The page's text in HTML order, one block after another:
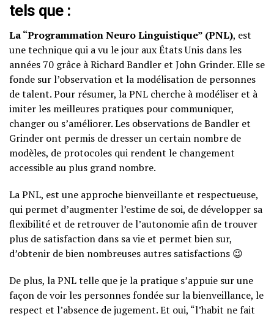
tels que :
La “Programmation Neuro Linguistique” (PNL), est
une technique qui a vu le jour aux États Unis dans les
années 70 grâce à Richard Bandler et John Grinder. Elle se
fonde sur l’observation et la modélisation de personnes
de talent. Pour résumer, la PNL cherche à modéliser et à
imiter les meilleures pratiques pour communiquer,
changer ou s’améliorer. Les observations de Bandler et
Grinder ont permis de dresser un certain nombre de
modèles, de protocoles qui rendent le changement
accessible au plus grand nombre.
La PNL, est une approche bienveillante et respectueuse,
qui permet d’augmenter l’estime de soi, de développer sa
flexibilité et de retrouver de l’autonomie afin de trouver
plus de satisfaction dans sa vie et permet bien sur,
d’obtenir de bien nombreuses autres satisfactions 😉
De plus, la PNL telle que je la pratique s’appuie sur une
façon de voir les personnes fondée sur la bienveillance, le
respect et l’absence de jugement. Et oui, “l’habit ne fait